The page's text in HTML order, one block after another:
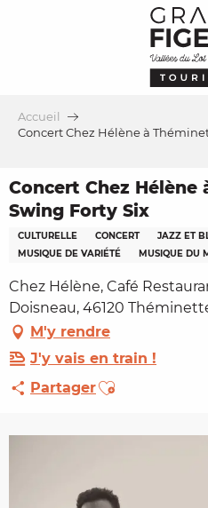
Accueil
Concert Chez Hélène à
Concert Chez Hélène
Swing Forty Six
CULTURELLE CONCERT JAZZ ET
MUSIQUE DE VARIÉTÉ
MUSIQUE DU
Chez Hélène, Café
Doisneau, 46120
M'y rendre
J'y vais en train !
PartagerAjouter aux